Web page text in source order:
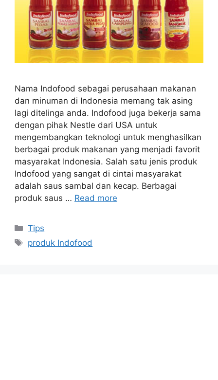
Nama Indofood sebagai perusahaan makanan
dan minuman di Indonesia memang tak asing
lagi ditelinga anda. Indofood juga bekerja sama
dengan pihak Nestle dari USA untuk
mengembangkan teknologi untuk menghasilkan
berbagai produk makanan yang menjadi favorit
masyarakat Indonesia. Salah satu jenis produk
Indofood yang sangat di cintai masyarakat
adalah saus sambal dan kecap. Berbagai
produk saus … Read more
Categories
Tips
Tags
produk Indofood